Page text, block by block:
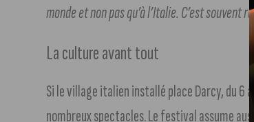
monde et non pas qu’à l’Italie. C’est souvent
La culture avant tout
Si le village italien installé place Darcy, du
nombreux spectacles. Le festival assume